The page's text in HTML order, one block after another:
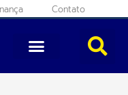
Contato